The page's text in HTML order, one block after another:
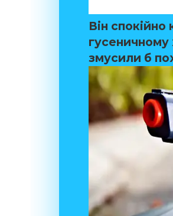
Він
гусеничному
змусили б